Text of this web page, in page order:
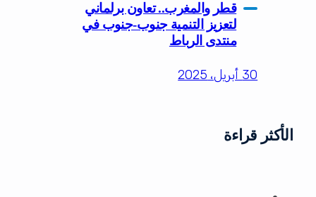
قطر والمغرب.. تعاون برلماني
لتعزيز التنمية جنوب-جنوب في
منتدى الرباط
30 أبريل، 2025
الأكثر قراءة